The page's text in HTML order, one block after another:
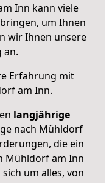
Inn kann viele
um Ihnen
wir Ihnen unsere
an.
Erfahrung mit
am Inn.
langjährige
nach Mühldorf
die ein
Mühldorf am Inn
um alles, von